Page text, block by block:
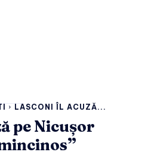
LASCONI ÎL ACUZĂ...
pe Nicușor